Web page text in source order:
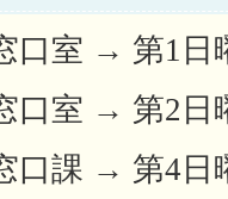
口室 → 第1日
口室 → 第2日
口課 → 第4日